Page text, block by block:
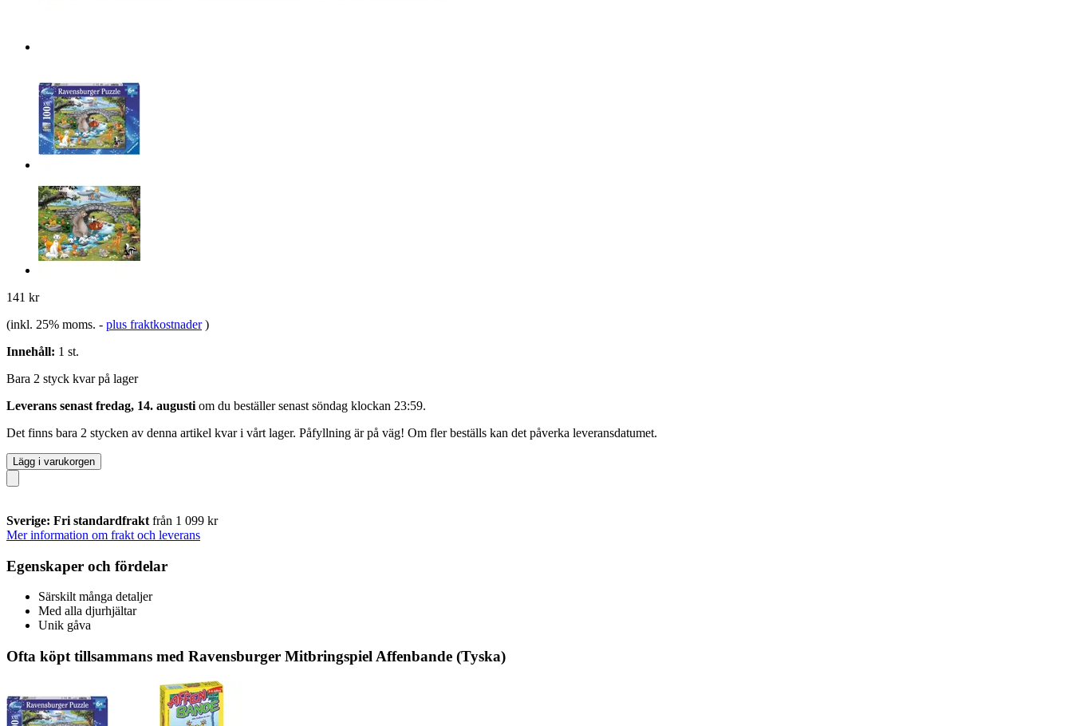
141 kr
(inkl. 25% moms. - plus fraktkostnader )
Innehåll: 1 st.
Bara 2 styck kvar på lager
Leverans senast fredag, 14. augusti om du beställer senast söndag klockan 23:59.
Det finns bara 2 stycken av denna artikel kvar i vårt lager. Påfyllning är på väg! Om fler beställs kan det påverka leveransdatumet.
Lägg i varukorgen
Sverige: Fri standardfrakt från 1 099 kr
Mer information om frakt och leverans
Egenskaper och fördelar
Särskilt många detaljer
Med alla djurhjältar
Unik gåva
Ofta köpt tillsammans med Ravensburger Mitbringspiel Affenbande (Tyska)